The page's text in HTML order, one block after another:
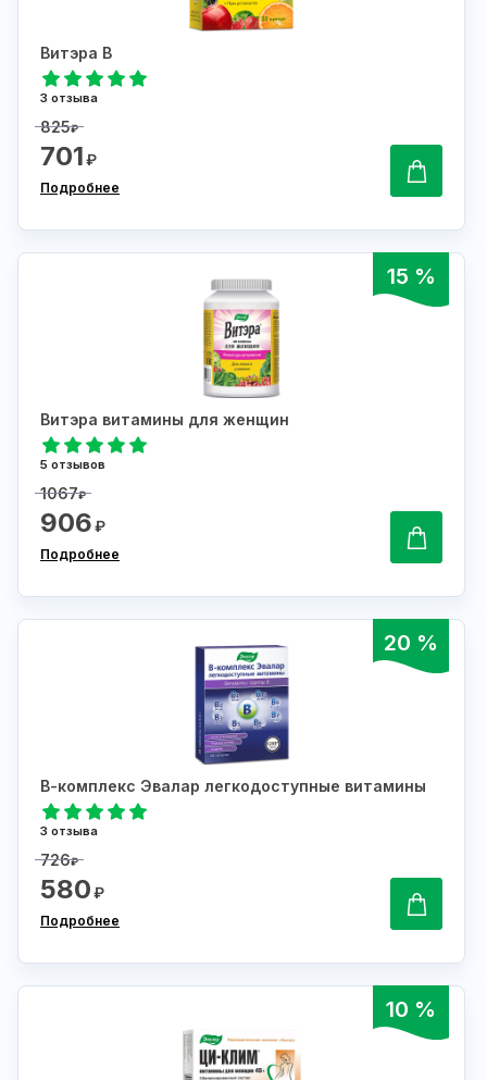
Витэра В
3 отзыва
825₽
701₽
Подробнее
15 %
Витэра витамины для женщин
5 отзывов
1067₽
906₽
Подробнее
20 %
В-комплекс Эвалар легкодоступные витамины
3 отзыва
726₽
580₽
Подробнее
10 %